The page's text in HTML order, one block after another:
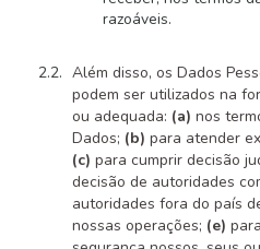
razoáveis.
Além disso, os Dados
podem ser utilizados na
ou adequada: (a) nos
Dados; (b) para atender
(c) para cumprir decisão
decisão de autoridades
autoridades fora do país
nossas operações; (e)